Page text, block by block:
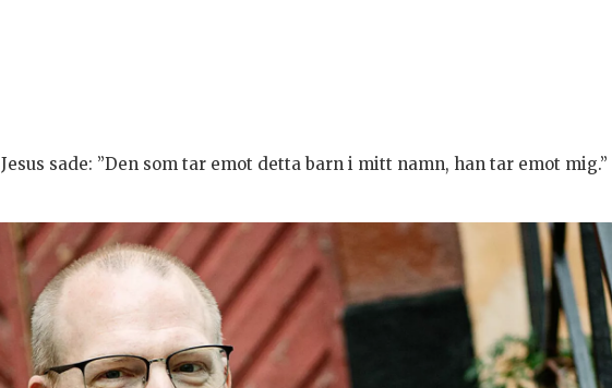
Jesus sade: ”Den som tar emot detta barn i mitt namn, han tar emot mig.”